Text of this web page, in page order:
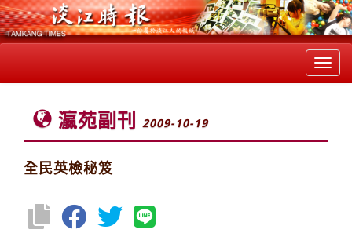
瀛苑副刊 2009-10-19
全民英檢秘笈